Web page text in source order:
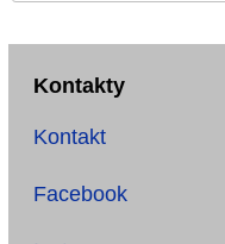
Kontakty
Kontakt
Facebook